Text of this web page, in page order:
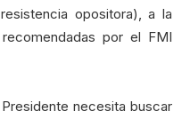
opositora), a la
por el FMI
necesita buscar